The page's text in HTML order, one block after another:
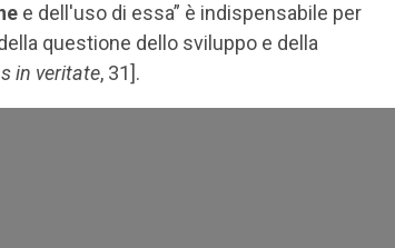
e dell'uso di essa” è indispensabile per
questione dello sviluppo e della
in veritate, 31].